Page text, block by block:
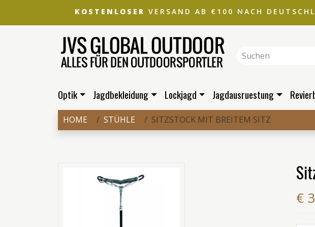
KOSTENLOSER VERSAND AB €100 NACH
Optik Jagdbekleidung Lockjagd Jagdausruestung
HOME STÜHLE SITZSTOCK MIT BREITEM SITZ
€